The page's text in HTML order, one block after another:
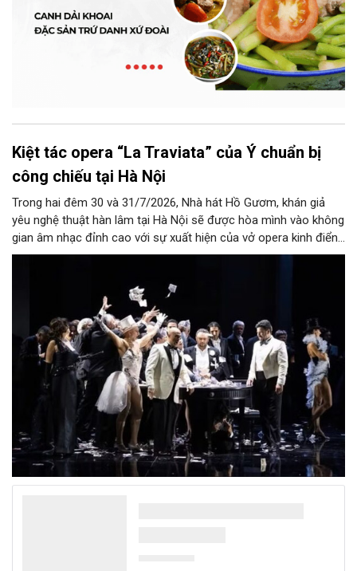
Kiệt tác opera “La Traviata” của Ý chuẩn bị
công chiếu tại Hà Nội
Trong hai đêm 30 và 31/7/2026, Nhà hát Hồ Gươm, khán giả
yêu nghệ thuật hàn lâm tại Hà Nội sẽ được hòa mình vào không
gian âm nhạc đỉnh cao với sự xuất hiện của vở opera kinh điển
“La Traviata”.